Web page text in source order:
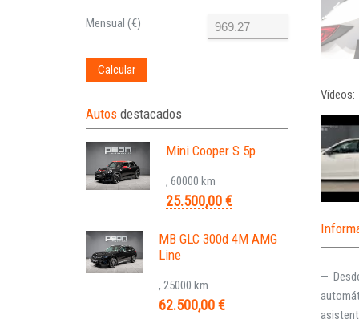
Vídeos:
—
Mensual (€)
Calcular
Autos destacados
Mini Cooper S 5p
, 60000 km
25.500,00 €
MB GLC 300d 4M AMG
Line
, 25000 km
62.500,00 €